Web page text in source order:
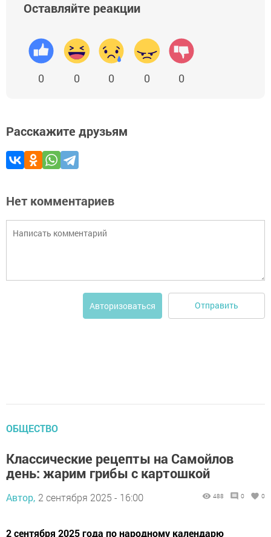
Оставляйте реакции
0 0 0 0 0
Расскажите друзьям
Нет комментариев
Авторизоваться Отправить
ОБЩЕСТВО
Классические рецепты на Самойлов
день: жарим грибы с картошкой
Автор, 2 сентября 2025 - 16:00 488 0 0
2 сентября 2025 года по народному календарю